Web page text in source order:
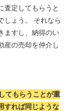
査定してもらうと
しょう。 それなら
ますし、納得のい
産の売却を仲介し
てもらうことが重
すれば同じような